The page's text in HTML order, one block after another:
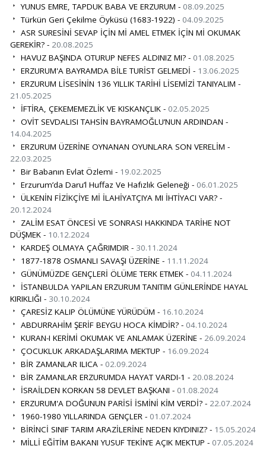
YUNUS EMRE, TAPDUK BABA VE ERZURUM - 08.09.2025
Türkün Geri Çekilme Öyküsü (1683-1922) - 04.09.2025
ASR SURESİNİ SEVAP İÇİN Mİ AMEL ETMEK İÇİN Mİ OKUMAK
GEREKİR? - 20.08.2025
HAVUZ BAŞINDA OTURUP NEFES ALDINIZ MI? - 01.08.2025
ERZURUM'A BAYRAMDA BİLE TURİST GELMEDİ - 13.06.2025
ERZURUM LİSESİNİN 136 YILLIK TARİHİ LİSEMİZİ TANIYALIM -
21.05.2025
İFTİRA, ÇEKEMEMEZLİK VE KISKANÇLIK - 02.05.2025
OVİT SEVDALISI TAHSİN BAYRAMOĞLU’NUN ARDINDAN -
14.04.2025
ERZURUM ÜZERİNE OYNANAN OYUNLARA SON VERELİM -
22.03.2025
Bir Babanın Evlat Özlemi - 19.02.2025
Erzurum’da Daru’l Huffaz Ve Hafızlık Geleneği - 06.01.2025
ÜLKENİN FİZİKÇİYE Mİ İLAHİYATÇIYA MI İHTİYACI VAR? -
20.12.2024
ZALİM ESAT ÖNCESİ VE SONRASI HAKKINDA TARİHE NOT
DÜŞMEK - 10.12.2024
KARDEŞ OLMAYA ÇAĞRIMDIR - 30.11.2024
1877-1878 OSMANLI SAVAŞI ÜZERİNE - 11.11.2024
GÜNÜMÜZDE GENÇLERİ ÖLÜME TERK ETMEK - 04.11.2024
İSTANBULDA YAPILAN ERZURUM TANITIM GÜNLERİNDE HAYAL
KIRIKLIĞI - 30.10.2024
ÇARESİZ KALIP ÖLÜMÜNE YÜRÜDÜM - 16.10.2024
ABDURRAHİM ŞERİF BEYGU HOCA KİMDİR? - 04.10.2024
KURAN-I KERİMİ OKUMAK VE ANLAMAK ÜZERİNE - 26.09.2024
ÇOCUKLUK ARKADAŞLARIMA MEKTUP - 16.09.2024
BİR ZAMANLAR ILICA - 02.09.2024
BİR ZAMANLAR ERZURUMDA HAYAT VARDI-1 - 20.08.2024
İSRAİLDEN KORKAN 58 DEVLET BAŞKANI - 01.08.2024
ERZURUM'A DOĞUNUN PARİSİ İSMİNİ KİM VERDİ? - 22.07.2024
1960-1980 YILLARINDA GENÇLER - 01.07.2024
BİRİNCİ SINIF TARIM ARAZİLERİNE NEDEN KIYDINIZ? - 15.05.2024
MİLLİ EĞİTİM BAKANI YUSUF TEKİN’E AÇIK MEKTUP - 07.05.2024